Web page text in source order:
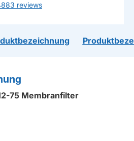
reviews
75 Membranfilter